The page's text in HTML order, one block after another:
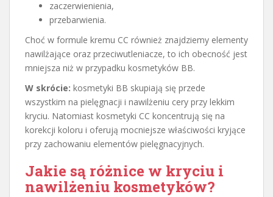
zaczerwienienia,
przebarwienia.
Choć w formule kremu CC również znajdziemy elementy
nawilżające oraz przeciwutleniacze, to ich obecność jest
mniejsza niż w przypadku kosmetyków BB.
W skrócie: kosmetyki BB skupiają się przede
wszystkim na pielęgnacji i nawilżeniu cery przy lekkim
kryciu. Natomiast kosmetyki CC koncentrują się na
korekcji koloru i oferują mocniejsze właściwości kryjące
przy zachowaniu elementów pielęgnacyjnych.
Jakie są różnice w kryciu i
nawilżeniu kosmetyków?